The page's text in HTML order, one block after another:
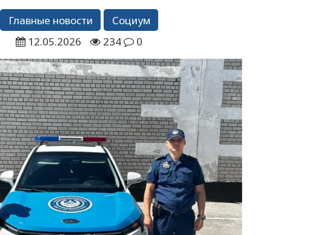
Главные новости
Социум
12.05.2026
234 0